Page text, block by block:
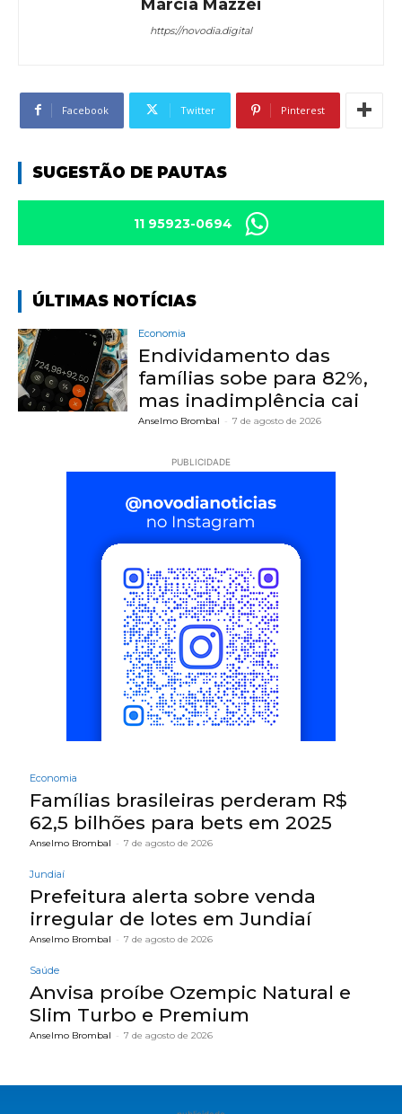
Márcia Mazzei
https://novodia.digital
Facebook Twitter Pinterest
SUGESTÃO DE PAUTAS
11 95923-0694
ÚLTIMAS NOTÍCIAS
Economia
Endividamento das
famílias sobe para 82%,
mas inadimplência cai
Anselmo Brombal - 7 de agosto de 2026
PUBLICIDADE
Economia
Famílias brasileiras perderam R$
62,5 bilhões para bets em 2025
Anselmo Brombal - 7 de agosto de 2026
Jundiaí
Prefeitura alerta sobre venda
irregular de lotes em Jundiaí
Anselmo Brombal - 7 de agosto de 2026
Saúde
Anvisa proíbe Ozempic Natural e
Slim Turbo e Premium
Anselmo Brombal - 7 de agosto de 2026